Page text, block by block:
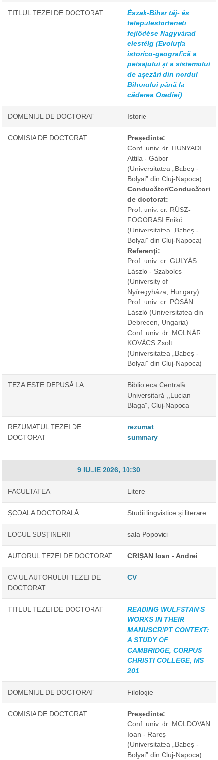
TITLUL TEZEI DE DOCTORAT
Észak-Bihar táj- és
településtörténeti
fejlődése Nagyvárad
elestéig (Evoluția
istorico-geografică a
peisajului și a sistemului
de așezări din nordul
Bihorului până la
căderea Oradiei)
DOMENIUL DE DOCTORAT Istorie
COMISIA DE DOCTORAT
Președinte:
Conf. univ. dr. HUNYADI
Attila - Gábor
(Universitatea „Babeș -
Bolyai” din Cluj-Napoca)
Conducător/Conducători
de doctorat:
Prof. univ. dr. RÜSZ-
FOGORASI Enikó
(Universitatea „Babeș -
Bolyai” din Cluj-Napoca)
Referenți:
Prof. univ. dr. GULYÁS
Lászlo - Szabolcs
(University of
Nyíregyháza, Hungary)
Prof. univ. dr. PÓSÁN
László (Universitatea din
Debrecen, Ungaria)
Conf. univ. dr. MOLNÁR
KOVÁCS Zsolt
(Universitatea „Babeș -
Bolyai” din Cluj-Napoca)
TEZA ESTE DEPUSĂ LA
Biblioteca Centrală
Universitară ,,Lucian
Blaga”, Cluj-Napoca
REZUMATUL TEZEI DE
DOCTORAT
rezumat
summary
9 IULIE 2026, 10:30
FACULTATEA Litere
ȘCOALA DOCTORALĂ Studii lingvistice şi literare
LOCUL SUSȚINERII sala Popovici
AUTORUL TEZEI DE DOCTORAT CRIȘAN Ioan - Andrei
CV-UL AUTORULUI TEZEI DE
DOCTORAT
CV
TITLUL TEZEI DE DOCTORAT
READING WULFSTAN’S
WORKS IN THEIR
MANUSCRIPT CONTEXT:
A STUDY OF
CAMBRIDGE, CORPUS
CHRISTI COLLEGE, MS
201
DOMENIUL DE DOCTORAT Filologie
COMISIA DE DOCTORAT
Președinte:
Conf. univ. dr. MOLDOVAN
Ioan - Rareș
(Universitatea „Babeș -
Bolyai” din Cluj-Napoca)